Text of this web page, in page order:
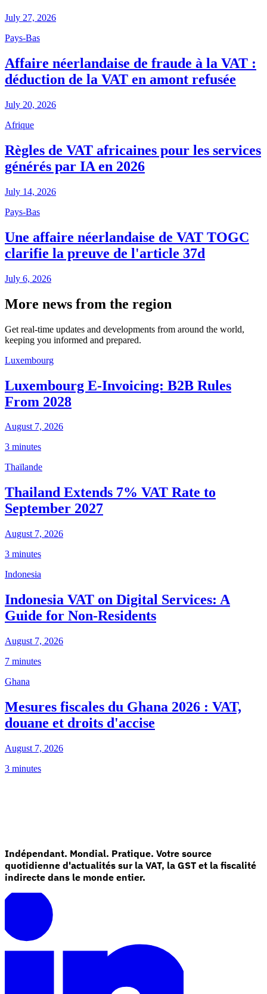
July 27, 2026
Pays-Bas
Affaire néerlandaise de fraude à la VAT :
déduction de la VAT en amont refusée
July 20, 2026
Afrique
Règles de VAT africaines pour les services
générés par IA en 2026
July 14, 2026
Pays-Bas
Une affaire néerlandaise de VAT TOGC
clarifie la preuve de l'article 37d
July 6, 2026
More news from the region
Get real-time updates and developments from around the world,
keeping you informed and prepared.
Luxembourg
Luxembourg E-Invoicing: B2B Rules
From 2028
August 7, 2026
3 minutes
Thaïlande
Thailand Extends 7% VAT Rate to
September 2027
August 7, 2026
3 minutes
Indonesia
Indonesia VAT on Digital Services: A
Guide for Non-Residents
August 7, 2026
7 minutes
Ghana
Mesures fiscales du Ghana 2026 : VAT,
douane et droits d'accise
August 7, 2026
3 minutes
Indépendant. Mondial. Pratique. Votre source
quotidienne d'actualités sur la VAT, la GST et la fiscalité
indirecte dans le monde entier.